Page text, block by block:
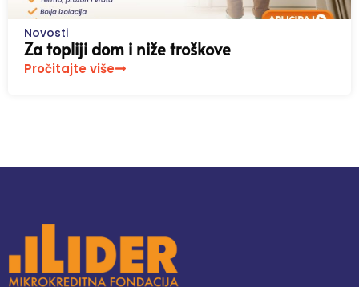
Novosti
Za topliji dom i niže troškove
Pročitajte više